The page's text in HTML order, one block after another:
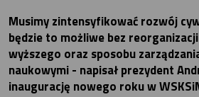
Musimy zintensyfikować rozwój
będzie to możliwe bez
wyższego oraz sposobu
naukowymi - napisał prezydent
inaugurację nowego roku w